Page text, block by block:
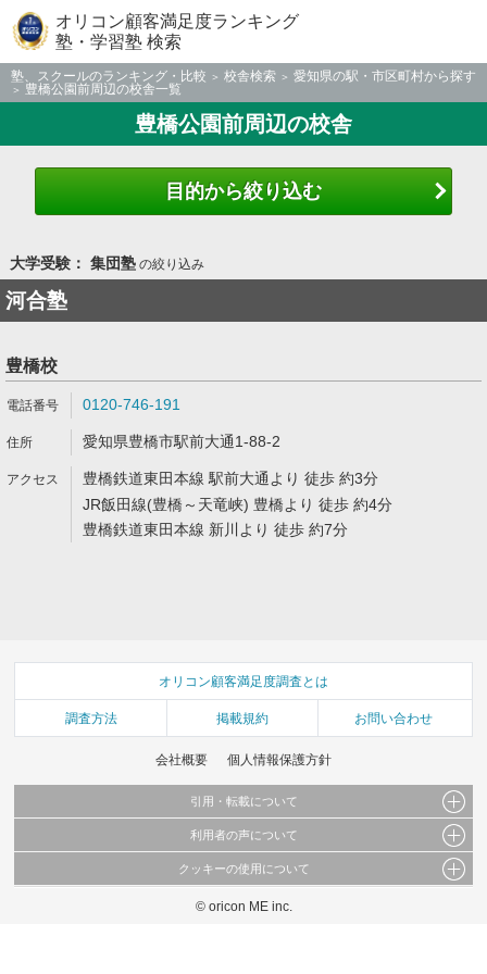
オリコン顧客満足度ランキング
塾・学習塾 検索
塾、スクールのランキング・比較 校舎検索
愛知県の駅・市区町村から探す
豊橋公園前周辺の校舎一覧
豊橋公園前周辺の校舎
目的から絞り込む
大学受験： 集団塾の絞り込み
河合塾
豊橋校
0120-746-191
愛知県豊橋市駅前大通1-88-2
豊橋鉄道東田本線 駅前大通より 徒歩 約3分
JR飯田線(豊橋～天竜峡) 豊橋より 徒歩 約4分
豊橋鉄道東田本線 新川より 徒歩 約7分
オリコン顧客満足度調査とは
調査方法 掲載規約 お問い合わせ
会社概要 個人情報保護方針
引用・転載について
当サイトで公開されている情報（文字、写真、イラスト、画像データ等）及びこれらの配
これらの情報を権利者の許可なく無断転載・複製などの二次利用を行うことは固く禁じて
利用者の声について
当サイトに掲載している内容はすべてサービスの利用者が提出された見解・感想です。
弊社の見解・ 意見ではないことをご理解いただいた上でご覧ください。
クッキーの使用について
このサイトでは Cookie を使用して、ユーザーに合わせたコンテンツや広告の表示、ソー
© oricon ME inc.